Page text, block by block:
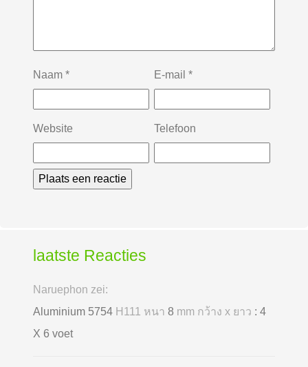
Naam * E-mail *
Website Telefoon
laatste Reacties
Naruephon zei:
Aluminium 5754 H111 หนา 8 mm กว้าง x ยาว : 4
X 6 voet